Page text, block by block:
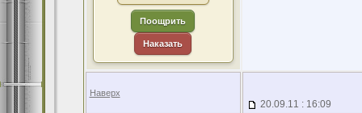
Поощрить
Наказать
Наверх
20.09.11 : 16:09